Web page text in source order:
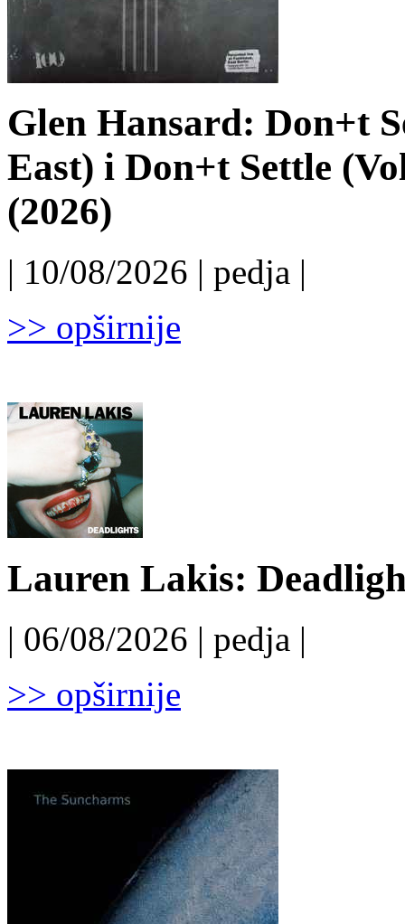
Glen Hansard: Don+t
East) i Don+t Settle
(2026)
| 10/08/2026 | pedja |
>> opširnije
Lauren Lakis:
| 06/08/2026 | pedja |
>> opširnije